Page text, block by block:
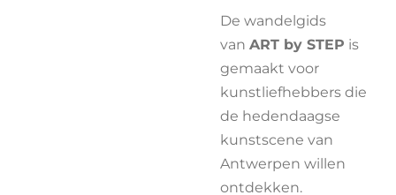
De wandelgids
van ART by STEP is
gemaakt voor
kunstliefhebbers die
de hedendaagse
kunstscene van
Antwerpen willen
ontdekken.